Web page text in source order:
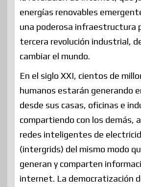
energías renovables
una poderosa infraestructura
tercera revolución industrial,
cambiar el mundo.
En el siglo XXI, cientos de
humanos estarán generando
desde sus casas, oficinas e
compartiendo con los demás,
redes inteligentes de
(intergrids) del mismo modo
generan y comparten
internet. La democratización